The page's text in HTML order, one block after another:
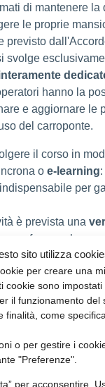
sito utilizza
per creare una
cookie sono
il funzionamento del
finalità, come
o per gestire i
"Preferenze".
per acconsentire.
di mantenere la
le proprie
previsto
svolge
hanno la
e aggiornare le
del carroponte.
il corso in
o e-learning
per
è prevista una
confermare le
per
è
e